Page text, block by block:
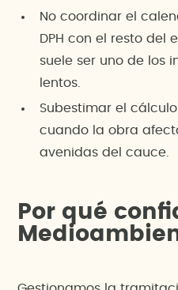
No coordinar el
DPH con el resto del
suele ser uno de los
lentos.
Subestimar el
cuando la obra
avenidas del cauce.
Por qué